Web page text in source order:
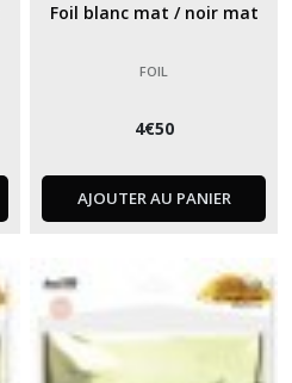
Foil blanc mat / noir mat
FOIL
4€50
AJOUTER AU PANIER